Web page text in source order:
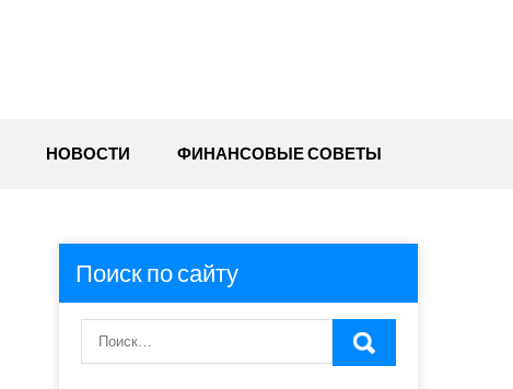
НОВОСТИ ФИНАНСОВЫЕ СОВЕТЫ
Поиск по сайту